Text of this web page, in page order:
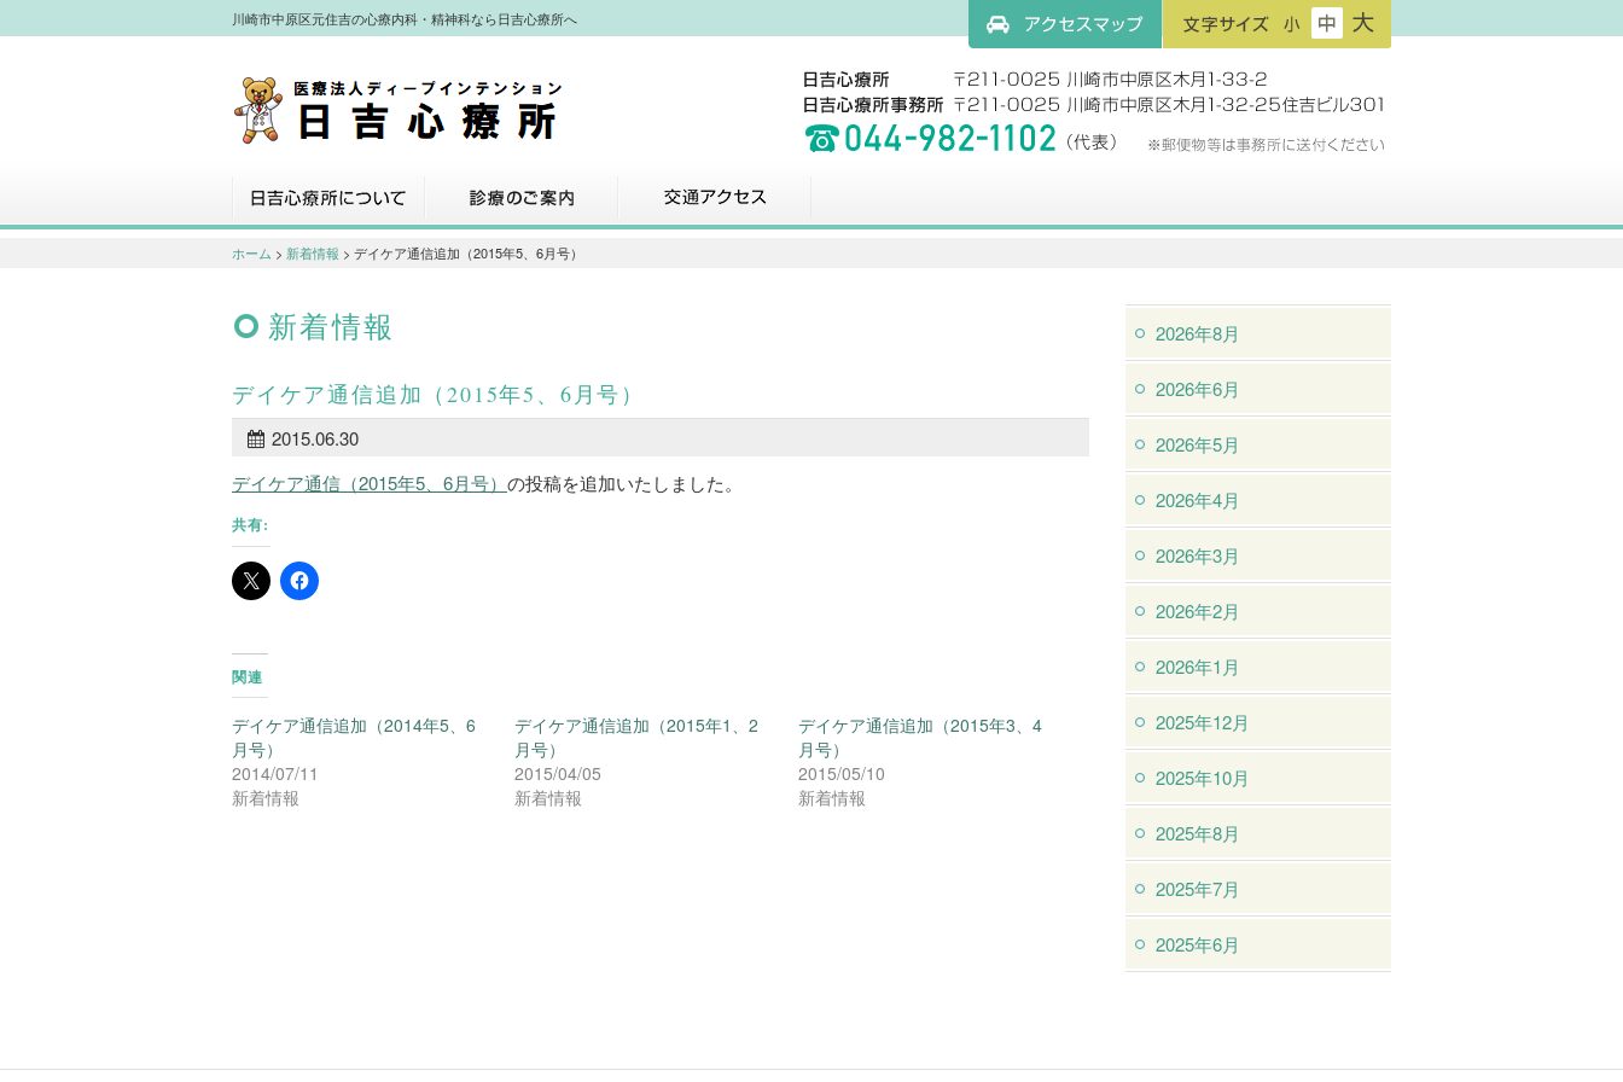
川崎市中原区元住吉の心療内科・精神科なら日吉心療所へ
フ
ン
サ
小
フ
ン
サ
中
フ
ン
サ
大
なら日吉心療所へ
日吉心療所について 診療のご案内
ホーム > 新着情報 > デイケア通信追加（2015年5、6月号）
新着情報
デイケア通信追加（2015年5、6月号）
2015.06.30
デイケア通信（2015年5、6月号） の投稿を追加いたしました。
共有:
関連
デイケア通信追加（2014年5、6
月号）
2014/07/11
新着情報
デイケア通信追加（2015年1、2
月号）
2015/04/05
新着情報
デイケア通信追加（2015年3、4
月号）
2015/05/10
新着情報
2026年8月
2026年6月
2026年5月
2026年4月
2026年3月
2026年2月
2026年1月
2025年12月
2025年10月
2025年8月
2025年7月
2025年6月